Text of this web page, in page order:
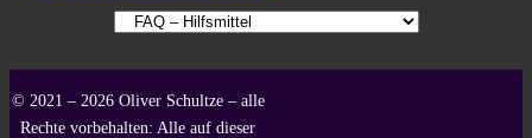
Kategorien
© 2021 – 2026 Oliver Schultze – alle
Rechte vorbehalten: Alle auf dieser